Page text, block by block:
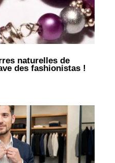
naturelles de
des fashionistas !